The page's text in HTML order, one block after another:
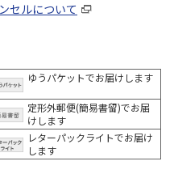
セルについて
ゆうパケットでお届けします
定形外郵便(簡易書留)でお届
けします
レターパックライトでお届け
します